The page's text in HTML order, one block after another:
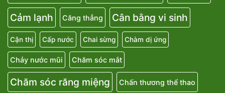
Cảm lạnh Căng thẳng Cân bằng vi sinh
Cận thị Cấp nước Chai sừng Chàm dị ứng
Chảy nước mũi Chăm sóc mắt
Chăm sóc răng miệng Chấn thương thể thao